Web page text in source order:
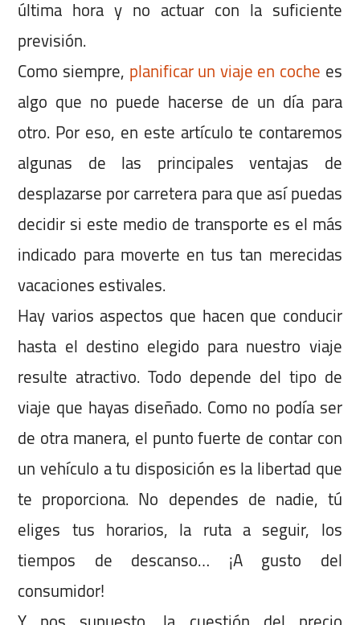
última hora y no actuar con la suficiente
previsión.
Como siempre, planificar un viaje en coche es
algo que no puede hacerse de un día para
otro. Por eso, en este artículo te contaremos
algunas de las principales ventajas de
desplazarse por carretera para que así puedas
decidir si este medio de transporte es el más
indicado para moverte en tus tan merecidas
vacaciones estivales.
Hay varios aspectos que hacen que conducir
hasta el destino elegido para nuestro viaje
resulte atractivo. Todo depende del tipo de
viaje que hayas diseñado. Como no podía ser
de otra manera, el punto fuerte de contar con
un vehículo a tu disposición es la libertad que
te proporciona. No dependes de nadie, tú
eliges tus horarios, la ruta a seguir, los
tiempos de descanso… ¡A gusto del
consumidor!